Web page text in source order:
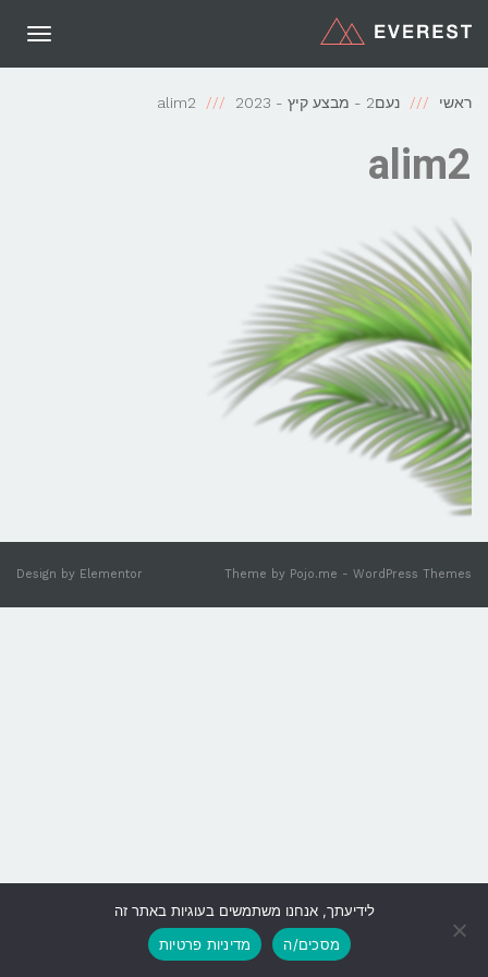
ראשי נעם2 - מבצע קיץ - 2023 alim2
alim2
Theme by Pojo.me - WordPress Themes
Design by Elementor
גלילה
לראש
לידיעתך, אנחנו משתמשים בעוגיות באתר זה
מסכים/ה
מדיניות פרטיות